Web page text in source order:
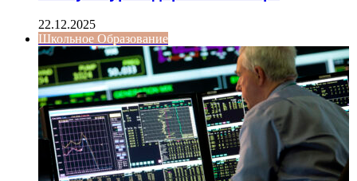
22.12.2025
Школьное Образование